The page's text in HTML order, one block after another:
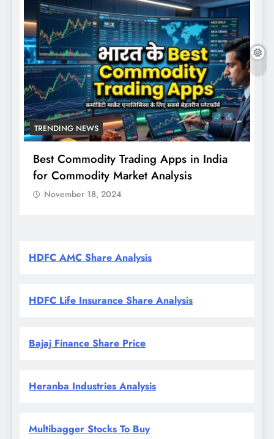
TRENDING NEWS
Best Commodity Trading Apps in India
for Commodity Market Analysis
November 18, 2024
HDFC AMC Share Analysis
HDFC Life Insurance Share Analysis
Bajaj Finance Share Price
Heranba Industries Analysis
Multibagger Stocks To Buy